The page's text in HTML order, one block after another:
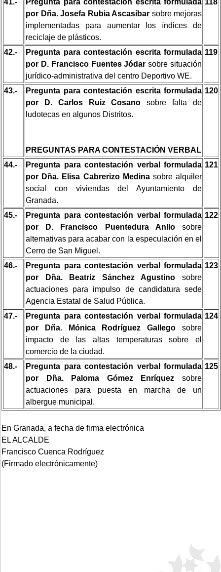
por Dña. Josefa Rubia Ascasíbar sobre mejoras
implementadas para aumentar los índices de
reciclaje de plásticos.
42.-
Pregunta para contestación escrita formulada
por D. Francisco Fuentes Jódar sobre situación
jurídico-administrativa del centro Deportivo WE.
119
43.-
Pregunta para contestación escrita formulada
por D. Carlos Ruiz Cosano sobre falta de
ludotecas en algunos Distritos.
PREGUNTAS PARA CONTESTACIÓN VERBAL
120
44.-
Pregunta para contestación verbal formulada
por Dña. Elisa Cabrerizo Medinasobre alquiler
social con viviendas del Ayuntamiento de
Granada.
121
45.-
Pregunta para contestación verbal formulada
por D. Francisco Puentedura Anllosobre
alternativas para acabar con la especulación en el
Cerro de San Miguel.
122
46.-
Pregunta para contestación verbal formulada
por Dña. Beatriz Sánchez Agustino sobre
actuaciones para impulso de candidatura sede
Agencia Estatal de Salud Pública.
123
47.-
Pregunta para contestación verbal formulada
por Dña. Mónica Rodríguez Gallego sobre
impacto de las altas temperaturas sobre el
comercio de la ciudad.
124
48.-
Pregunta para contestación verbal formulada
por Dña. Paloma Gómez Enríquez sobre
actuaciones para puesta en marcha de un
albergue municipal.
125
En Granada, a fecha de firma electrónica
EL ALCALDE
Francisco Cuenca Rodríguez
(Firmado electrónicamente)